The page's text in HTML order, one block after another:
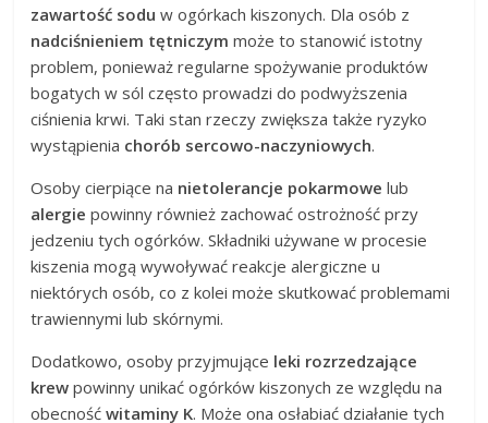
zawartość sodu w ogórkach kiszonych. Dla osób z
nadciśnieniem tętniczym może to stanowić istotny
problem, ponieważ regularne spożywanie produktów
bogatych w sól często prowadzi do podwyższenia
ciśnienia krwi. Taki stan rzeczy zwiększa także ryzyko
wystąpienia chorób sercowo-naczyniowych.
Osoby cierpiące na nietolerancje pokarmowe lub
alergie powinny również zachować ostrożność przy
jedzeniu tych ogórków. Składniki używane w procesie
kiszenia mogą wywoływać reakcje alergiczne u
niektórych osób, co z kolei może skutkować problemami
trawiennymi lub skórnymi.
Dodatkowo, osoby przyjmujące leki rozrzedzające
krew powinny unikać ogórków kiszonych ze względu na
obecnośćwitaminy K. Może ona osłabiać działanie tych